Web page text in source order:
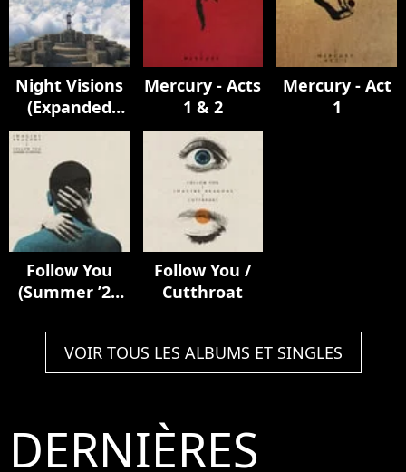
Night Visions
(Expanded
Edition / Super
Deluxe)
Mercury - Acts
1 & 2
Mercury - Act
1
Follow You
(Summer ’21
Follow You /
Cutthroat
VOIR TOUS LES ALBUMS ET SINGLES
DERNIÈRES